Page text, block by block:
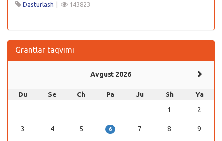
Dasturlash | 143823
Grantlar taqvimi
Avgust 2026
Du Se Ch Pa Ju Sh
Ya
1
2
3 4 5 6 7 8 9